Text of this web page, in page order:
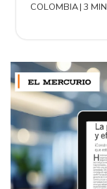
COLOMBIA| 3 MIN